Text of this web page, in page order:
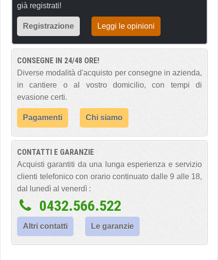
già registrati!
Registrazione Leggi le opinioni
CONSEGNE IN 24/48 ORE!
Diverse modalità d'acquisto per consegne in azienda,
in cantiere o al vostro domicilio, con tempi di
evasione certi.
Pagamenti Chi siamo
CONTATTI E GARANZIE
Acquisti garantiti da una lunga esperienza e servizio
clienti telefonico con orario continuato dalle 9 alle 18,
dal lunedì al venerdì :
0432.566.522
Altri contatti Le garanzie